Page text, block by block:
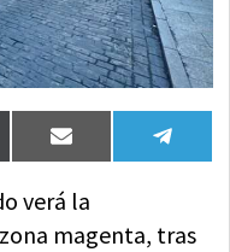
Compartir
en
Email
en
verá la
magenta, tras